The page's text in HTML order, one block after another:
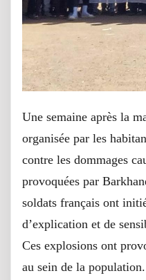
Une semaine après la
organisée par les
contre les dommages
provoquées par
soldats français ont
d’explication et de
Ces explosions ont
au sein de la